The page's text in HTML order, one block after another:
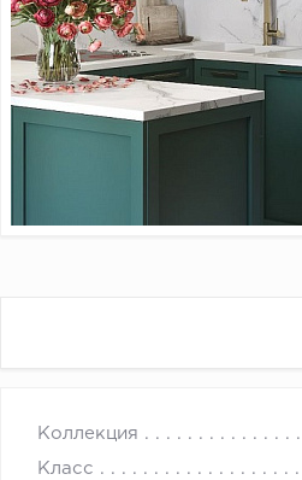
Коллекция
Класс